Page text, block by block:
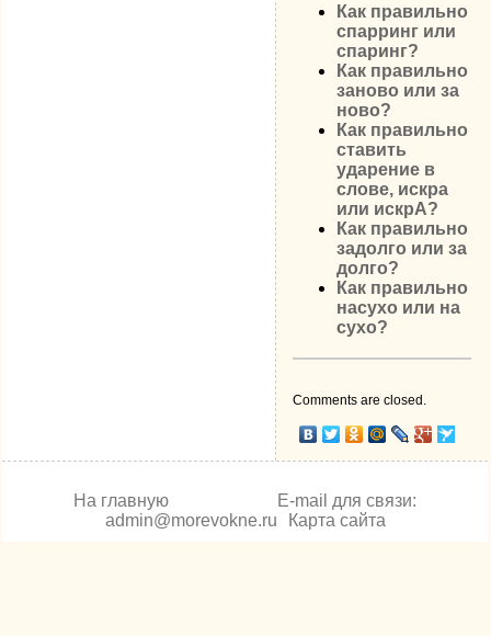
Как правильно
спарринг или
спаринг?
Как правильно
заново или за
ново?
Как правильно
ставить
ударение в
слове, искра
или искрА?
Как правильно
задолго или за
долго?
Как правильно
насухо или на
сухо?
Comments are closed.
На главную
E-mail для связи:
admin@morevokne.ru
Карта сайта